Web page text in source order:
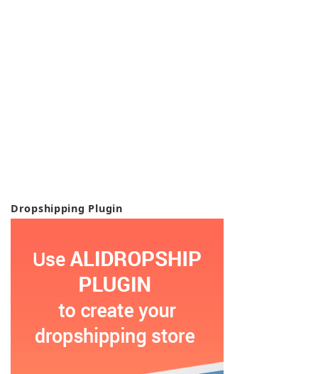
Dropshipping Plugin